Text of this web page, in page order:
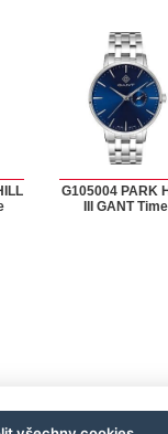
G105004 PARK
III GANT Time